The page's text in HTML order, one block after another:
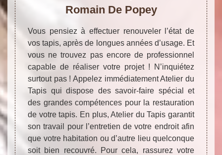
Romain De Popey
Vous pensiez à effectuer renouveler l’état de
vos tapis, après de longues années d’usage. Et
vous ne trouvez pas encore de professionnel
capable de réaliser votre projet ! N’inquiétez
surtout pas ! Appelez immédiatement Atelier du
Tapis qui dispose des savoir-faire spécial et
des grandes compétences pour la restauration
de votre tapis. En plus, Atelier du Tapis garantit
son travail pour l’entretien de votre endroit afin
que votre habitation ou d’autre lieu quelconque
soit bien recouvré. Pour cela, rassurez votre